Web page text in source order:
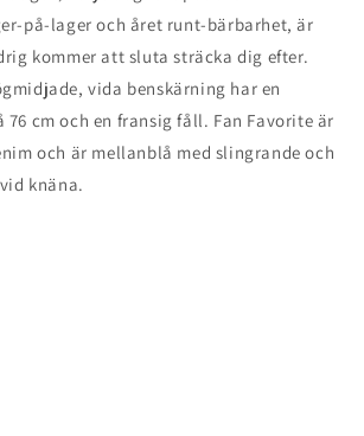
på-lager och året runt-bärbarhet, är
kommer att sluta sträcka dig efter.
vida benskärning har en
76 cm och en fransig fåll. Fan Favorite är
och är mellanblå med slingrande och
knäna.